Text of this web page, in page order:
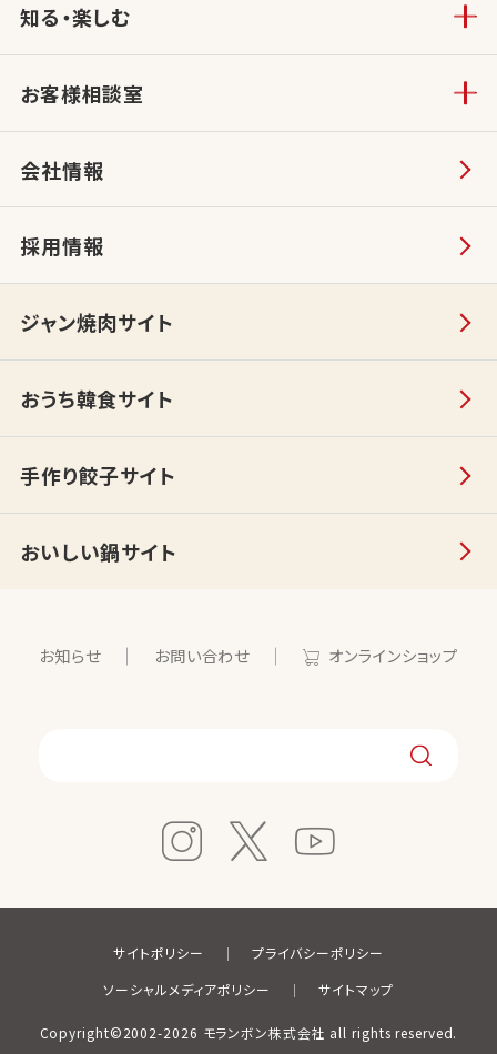
知る・楽しむ
お客様相談室
会社情報
採用情報
ジャン焼肉サイト
おうち韓食サイト
手作り餃子サイト
おいしい鍋サイト
お知らせ お問い合わせ オンラインショップ
Copyright©2002-2026 モランボン株式会社 all rights reserved.
サイトポリシー
プライバシーポリシー
ソーシャルメディアポリシー
サイトマップ